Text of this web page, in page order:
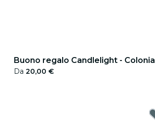
Buono regalo Candlelight - Colonia
Da 20,00 €